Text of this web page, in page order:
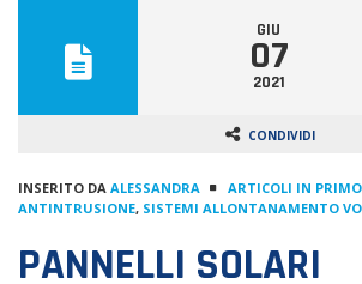
GIU
07
2021
CONDIVIDI
INSERITO DA ALESSANDRA ARTICOLI IN
ANTINTRUSIONE, SISTEMI ALLONTANAMENTO
PANNELLI SOLARI